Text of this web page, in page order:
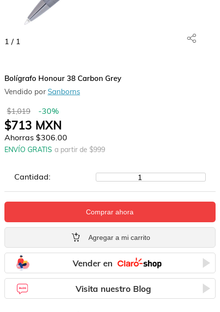
1 / 1
Bolígrafo Honour 38 Carbon Grey
Vendido por Sanborns
$1,019 -30%
$713 MXN
Ahorras $306.00
ENVÍO GRATIS a partir de $999
Cantidad: 1
Comprar ahora
Agregar a mi carrito
Vender en
Visita nuestro Blog